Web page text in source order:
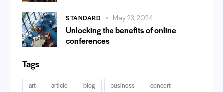
STANDARD May 23, 2024
Unlocking the benefits of online
conferences
Tags
art article blog business
concert